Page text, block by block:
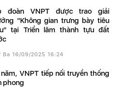
"Không gian trưng bày tiêu
tại Triển lãm thành tựu đất
Ba 16/09/2025 16:24
phong